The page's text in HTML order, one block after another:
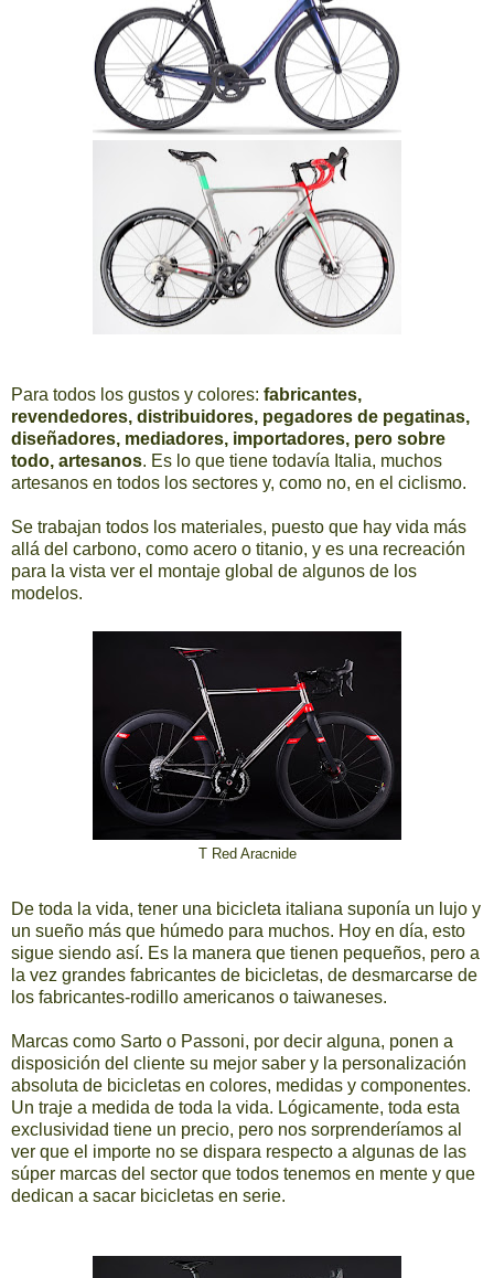
Para todos los gustos y colores: fabricantes,
revendedores, distribuidores, pegadores de pegatinas,
diseñadores, mediadores, importadores, pero sobre
todo, artesanos. Es lo que tiene todavía Italia, muchos
artesanos en todos los sectores y, como no, en el ciclismo.
Se trabajan todos los materiales, puesto que hay vida más
allá del carbono, como acero o titanio, y es una recreación
para la vista ver el montaje global de algunos de los
modelos.
T Red Aracnide
De toda la vida, tener una bicicleta italiana suponía un lujo y
un sueño más que húmedo para muchos. Hoy en día, esto
sigue siendo así. Es la manera que tienen pequeños, pero a
la vez grandes fabricantes de bicicletas, de desmarcarse de
los fabricantes-rodillo americanos o taiwaneses.
Marcas como Sarto o Passoni, por decir alguna, ponen a
disposición del cliente su mejor saber y la personalización
absoluta de bicicletas en colores, medidas y componentes.
Un traje a medida de toda la vida. Lógicamente, toda esta
exclusividad tiene un precio, pero nos sorprenderíamos al
ver que el importe no se dispara respecto a algunas de las
súper marcas del sector que todos tenemos en mente y que
dedican a sacar bicicletas en serie.